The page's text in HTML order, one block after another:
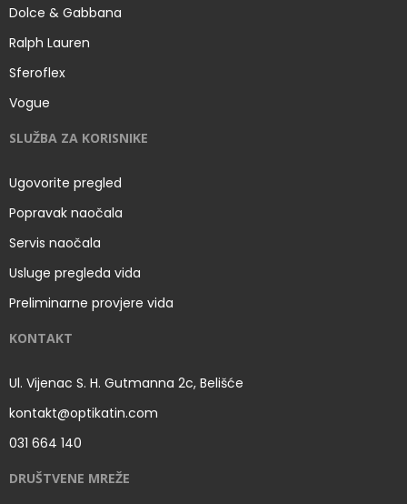
Dolce & Gabbana
Ralph Lauren
Sferoflex
Vogue
SLUŽBA ZA KORISNIKE
Ugovorite pregled
Popravak naočala
Servis naočala
Usluge pregleda vida
Preliminarne provjere vida
KONTAKT
Ul. Vijenac S. H. Gutmanna 2c, Belišće
kontakt@optikatin.com
031 664 140
DRUŠTVENE MREŽE